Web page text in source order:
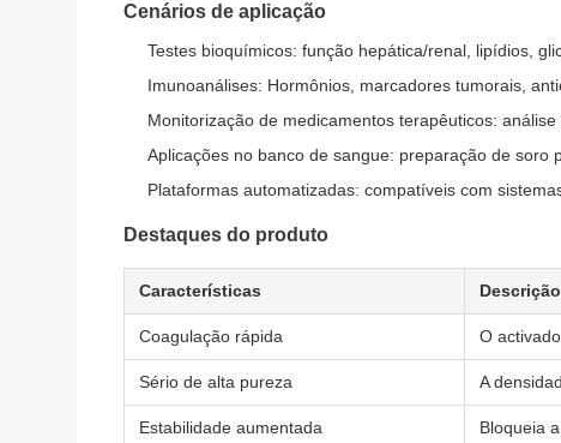
Cenários de aplicação
Testes bioquímicos: função hepática/renal, lipídios,
Imunoanálises: Hormônios, marcadores tumorais,
Monitorização de medicamentos terapêuticos:
Aplicações no banco de sangue: preparação de soro
Plataformas automatizadas: compatíveis com
Destaques do produto
Características Descrição
Coagulação rápida O
Sério de alta pureza A
Estabilidade aumentada Bloqueia